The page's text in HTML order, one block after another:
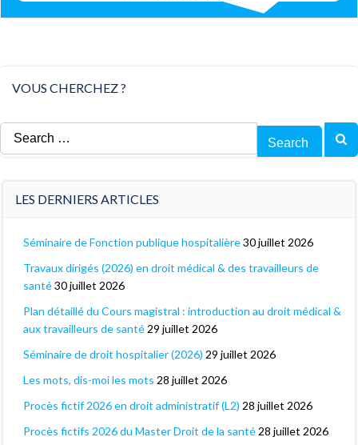
VOUS CHERCHEZ ?
Search
for:
LES DERNIERS ARTICLES
Séminaire de Fonction publique hospitalière30 juillet 2026
Travaux dirigés (2026) en droit médical & des travailleurs de
santé30 juillet 2026
Plan détaillé du Cours magistral : introduction au droit médical &
aux travailleurs de santé 29 juillet 2026
Séminaire de droit hospitalier (2026) 29 juillet 2026
Les mots, dis-moi les mots 28 juillet 2026
Procès fictif 2026 en droit administratif (L2) 28 juillet 2026
Procès fictifs 2026 du Master Droit de la santé 28 juillet 2026